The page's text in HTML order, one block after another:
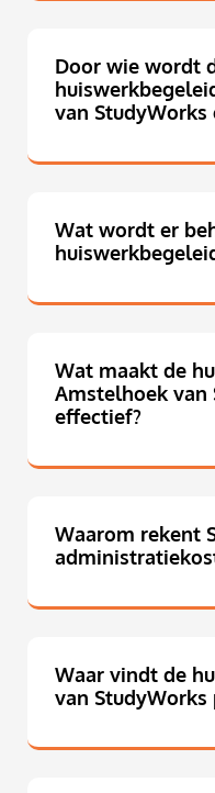
Door wie wordt
van StudyWorks
Wat wordt er
Wat maakt de
Amstelhoek van
effectief?
Waarom rekent
Waar vindt de
van StudyWorks